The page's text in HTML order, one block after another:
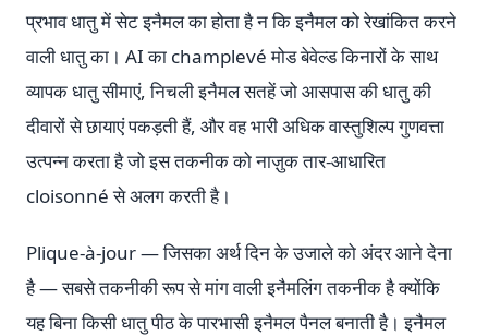
प्रभाव धातु में सेट इनैमल का होता है न कि इनैमल को रेखांकित करने
वाली धातु का। AI का champlevé मोड बेवेल्ड किनारों के साथ
व्यापक धातु सीमाएं, निचली इनैमल सतहें जो आसपास की धातु की
दीवारों से छायाएं पकड़ती हैं, और वह भारी अधिक वास्तुशिल्प गुणवत्ता
उत्पन्न करता है जो इस तकनीक को नाज़ुक तार-आधारित
cloisonné से अलग करती है।
Plique-à-jour — जिसका अर्थ दिन के उजाले को अंदर आने देना
है — सबसे तकनीकी रूप से मांग वाली इनैमलिंग तकनीक है क्योंकि
यह बिना किसी धातु पीठ के पारभासी इनैमल पैनल बनाती है। इनैमल